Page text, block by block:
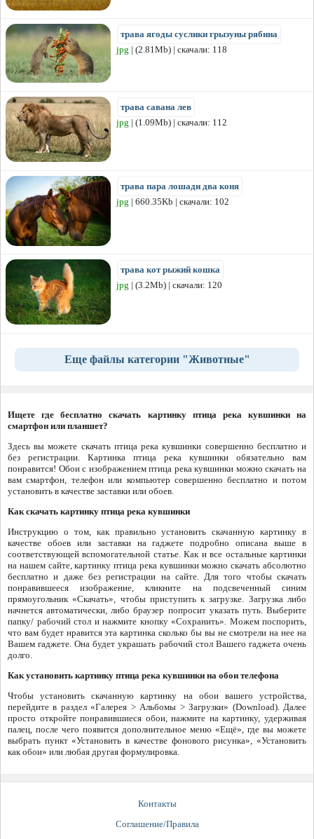
трава ягоды суслики грызуны рябина
jpg | (2.81Mb) | скачали: 118
трава савана лев
jpg | (1.09Mb) | скачали: 112
трава пара лошади два коня
jpg | 660.35Kb | скачали: 102
трава кот рыжий кошка
jpg | (3.2Mb) | скачали: 120
Еще файлы категории "Животные"
Ищете где бесплатно скачать картинку птица река кувшинки на
смартфон или планшет?
Здесь вы можете скачать птица река кувшинки совершенно бесплатно и
без регистрации. Картинка птица река кувшинки обязательно вам
понравится! Обои с изображением птица река кувшинки можно скачать на
вам смартфон, телефон или компьютер совершенно бесплатно и потом
установить в качестве заставки или обоев.
Как скачать картинку птица река кувшинки
Инструкцию о том, как правильно установить скачанную картинку в
качестве обоев или заставки на гаджете подробно описана выше в
соответствующей вспомогательной статье. Как и все остальные картинки
на нашем сайте, картинку птица река кувшинки можно скачать абсолютно
бесплатно и даже без регистрации на сайте. Для того чтобы скачать
понравившееся изображение, кликните на подсвеченный синим
прямоугольник «Скачать», чтобы приступить к загрузке. Загрузка либо
начнется автоматически, либо браузер попросит указать путь. Выберите
папку/ рабочий стол и нажмите кнопку «Сохранить». Можем поспорить,
что вам будет нравится эта картинка сколько бы вы не смотрели на нее на
Вашем гаджете. Она будет украшать рабочий стол Вашего гаджета очень
долго.
Как установить картинку птица река кувшинки на обои телефона
Чтобы установить скачанную картинку на обои вашего устройства,
перейдите в раздел «Галерея > Альбомы > Загрузки» (Download). Далее
просто откройте понравившиеся обои, нажмите на картинку, удерживая
палец, после чего появится дополнительное меню «Ещё», где вы можете
выбрать пункт «Установить в качестве фонового рисунка», «Установить
как обои» или любая другая формулировка.
Контакты
Соглашение/Правила